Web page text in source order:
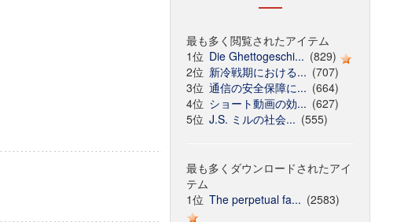
最も多く閲覧されたアイテム
1位 Die Ghettogeschi... (829)
2位 新冷戦期における... (707)
3位 通信の安全保障に... (664)
4位 ショート動画の効... (627)
5位 J.S. ミルの社会... (555)
最も多くダウンロードされたアイ
テム
1位 The perpetual fa... (2583)